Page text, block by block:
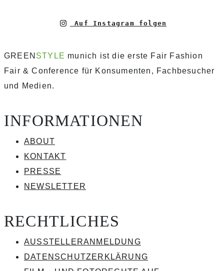
Auf Instagram folgen
GREEN STYLE munich ist die erste Fair Fashion
Fair & Conference für Konsumenten, Fachbesucher
und Medien.
INFORMATIONEN
ABOUT
KONTAKT
PRESSE
NEWSLETTER
RECHTLICHES
AUSSTELLERANMELDUNG
DATENSCHUTZERKLÄRUNG